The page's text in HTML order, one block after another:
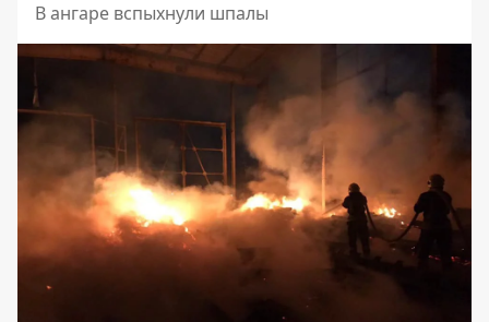
В ангаре вспыхнули шпалы